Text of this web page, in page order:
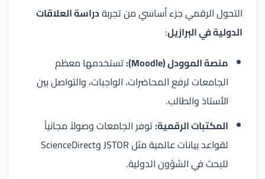
التحول الرقمي جزء أساسي من تجربةدراسة العلاقات
الدولية في البرازيل:
منصة الموودل (Moodle):
تستخدمها معظم
الجامعات لرفع المحاضرات، الواجبات، والتواصل بين
الأستاذ والطالب.
المكتبات الرقمية:توفر الجامعات وصولاً مجانياً
لقواعد بيانات عالمية مثل JSTOR وScienceDirect
للبحث في الشؤون الدولية.